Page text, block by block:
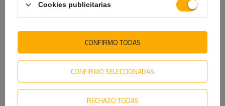
remolque 1800-3500kg para
38,59 €
Amortiguador hidráulico
remolque 750-1800 kg para
26,89 €
Cookies publicitarias
CONFIRMO SELECCIONADAS
RECHAZO TODAS
CONFIRMO TODAS